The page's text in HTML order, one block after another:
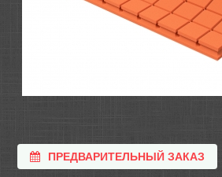
ПРЕДВАРИТЕЛЬНЫЙ ЗАКАЗ